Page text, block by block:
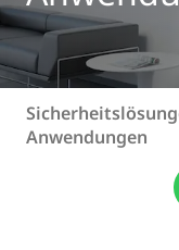
Anwendungen